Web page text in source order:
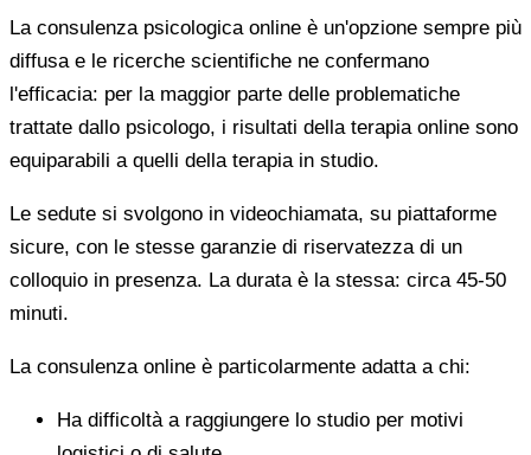
La consulenza psicologica online è un'opzione sempre più
diffusa e le ricerche scientifiche ne confermano
l'efficacia: per la maggior parte delle problematiche
trattate dallo psicologo, i risultati della terapia online sono
equiparabili a quelli della terapia in studio.
Le sedute si svolgono in videochiamata, su piattaforme
sicure, con le stesse garanzie di riservatezza di un
colloquio in presenza. La durata è la stessa: circa 45-50
minuti.
La consulenza online è particolarmente adatta a chi:
Ha difficoltà a raggiungere lo studio per motivi